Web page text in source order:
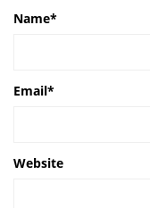
Name*
Email*
Website